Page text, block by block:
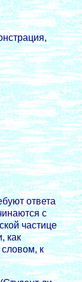
ответа
с
частице
как
словом, к